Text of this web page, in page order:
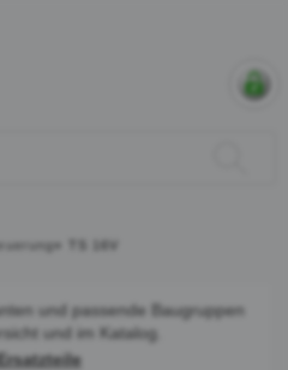
»
und passende Baugruppen
und im Katalog.